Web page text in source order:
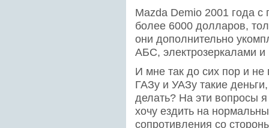
Mazda Demio 2001 года
более 6000 долларов,
они дополнительно
АБС, электрозеркалами и
И мне так до сих пор и
ГАЗу и УАЗу такие
делать? На эти вопросы
хочу ездить на
сопротивления со